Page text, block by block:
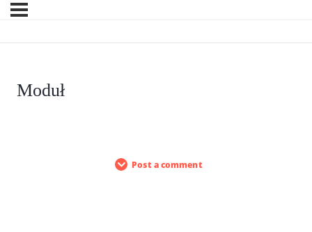
Moduł
Post a comment